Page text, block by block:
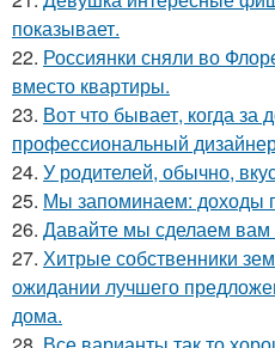
показывает.
22. Россиянки сняли во
вместо квартиры.
23. Вот что бывает, когда за
профессиональный
24. У родителей, обычно,
25. Мы запоминаем: доходы
26. Давайте мы сделаем
27. Хитрые собственники
ожидании лучшего
дома.